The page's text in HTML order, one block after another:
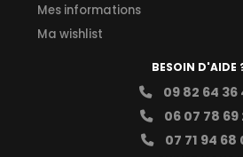
Mes informations
Ma wishlist
BESOIN D'AIDE
09 82 64 36
06 07 78 69
07 71 94 68